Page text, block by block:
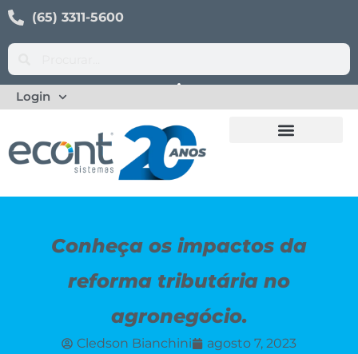
(65) 3311-5600
Login
Conheça os impactos da
reforma tributária no
agronegócio.
Cledson Bianchini
agosto 7, 2023